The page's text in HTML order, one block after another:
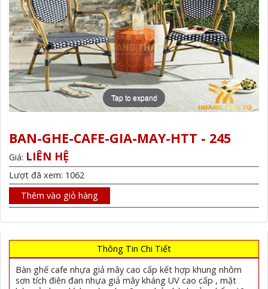
Tap to expand
BAN-GHE-CAFE-GIA-MAY-HTT - 245
Giá: LIÊN HỆ
Lượt đã xem: 1062
Thêm vào giỏ hàng
Thông Tin Chi Tiết
Bàn ghế cafe nhựa giả mây cao cấp kết hợp khung nhôm
sơn tích điên đan nhựa giả mây kháng UV cao cấp , mặt